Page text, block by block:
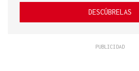
DESCÚBRELAS